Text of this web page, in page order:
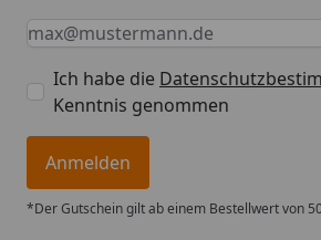
Keine Eingabe erforderlich
Eingabe erforderlich
E-Mail *
Ich habe die
Kenntnis genommen
Anmelden
*Der Gutschein gilt ab einem Bestellwert von